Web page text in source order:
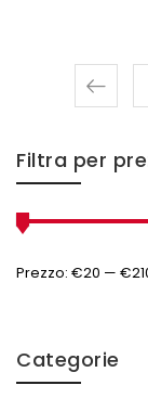
Filtra per
Prezzo: €20 —
Categorie